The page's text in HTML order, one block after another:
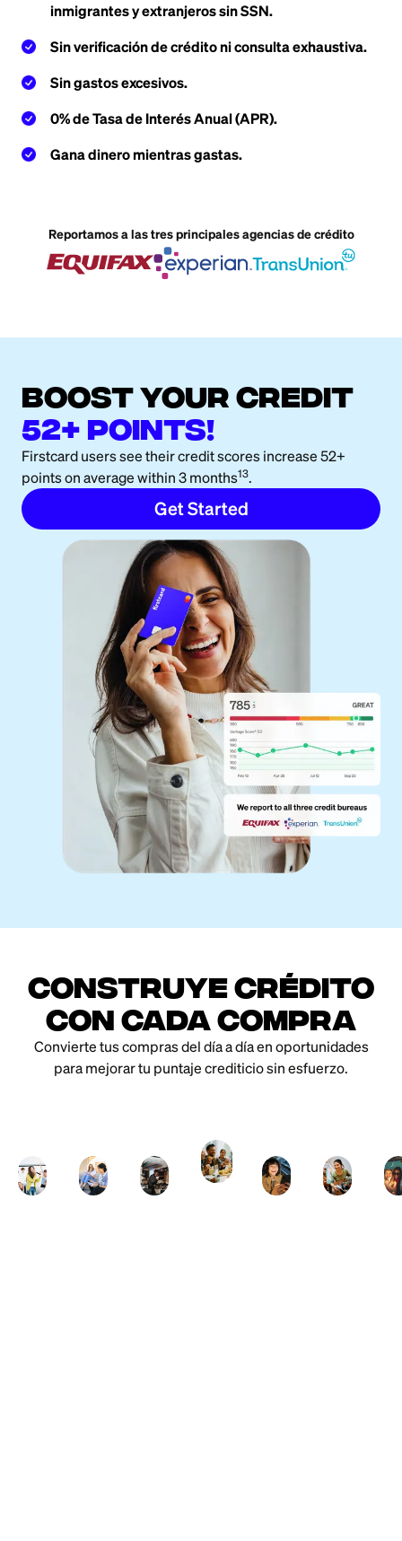
inmigrantes y extranjeros sin SSN.
Sin verificación de crédito ni consulta exhaustiva.
Sin gastos excesivos.
0% de Tasa de Interés Anual (APR).
Gana dinero mientras gastas.
Reportamos a las tres principales agencias de crédito
boost your credit
52+ points!
Firstcard users see their credit scores increase 52+
points on average within 3 months13.
Get Started
Construye crédito
con cada compra
Convierte tus compras del día a día en oportunidades
para mejorar tu puntaje crediticio sin esfuerzo.
KTV Tuition
Dining
Electronics
Rent